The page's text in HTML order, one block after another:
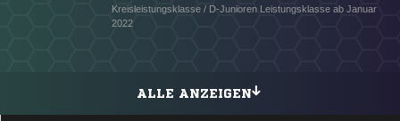
Kreisleistungsklasse / D-Junioren Leistungsklasse ab Januar
2022
ALLE ANZEIGEN